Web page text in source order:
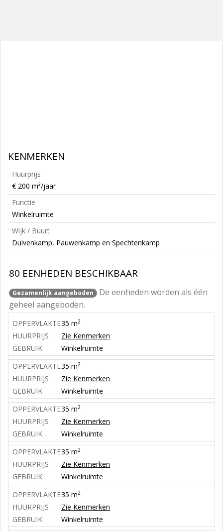
KENMERKEN
Huurprijs
€ 200 m²/jaar
Functie
Winkelruimte
Wijk / Buurt
Duivenkamp, Pauwenkamp en Spechtenkamp
80 EENHEDEN BESCHIKBAAR
Gezamenlijk aangeboden
De eenheden worden als één
geheel aangeboden.
OPPERVLAKTE35 m2
HUURPRIJS
Zie Kenmerken
GEBRUIK
Winkelruimte
OPPERVLAKTE35 m2
HUURPRIJS
Zie Kenmerken
GEBRUIK
Winkelruimte
OPPERVLAKTE35 m2
HUURPRIJS
Zie Kenmerken
GEBRUIK
Winkelruimte
OPPERVLAKTE35 m2
HUURPRIJS
Zie Kenmerken
GEBRUIK
Winkelruimte
OPPERVLAKTE35 m2
HUURPRIJS
Zie Kenmerken
GEBRUIK
Winkelruimte